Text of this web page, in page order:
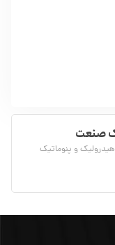
صنعت
و پنوماتیک